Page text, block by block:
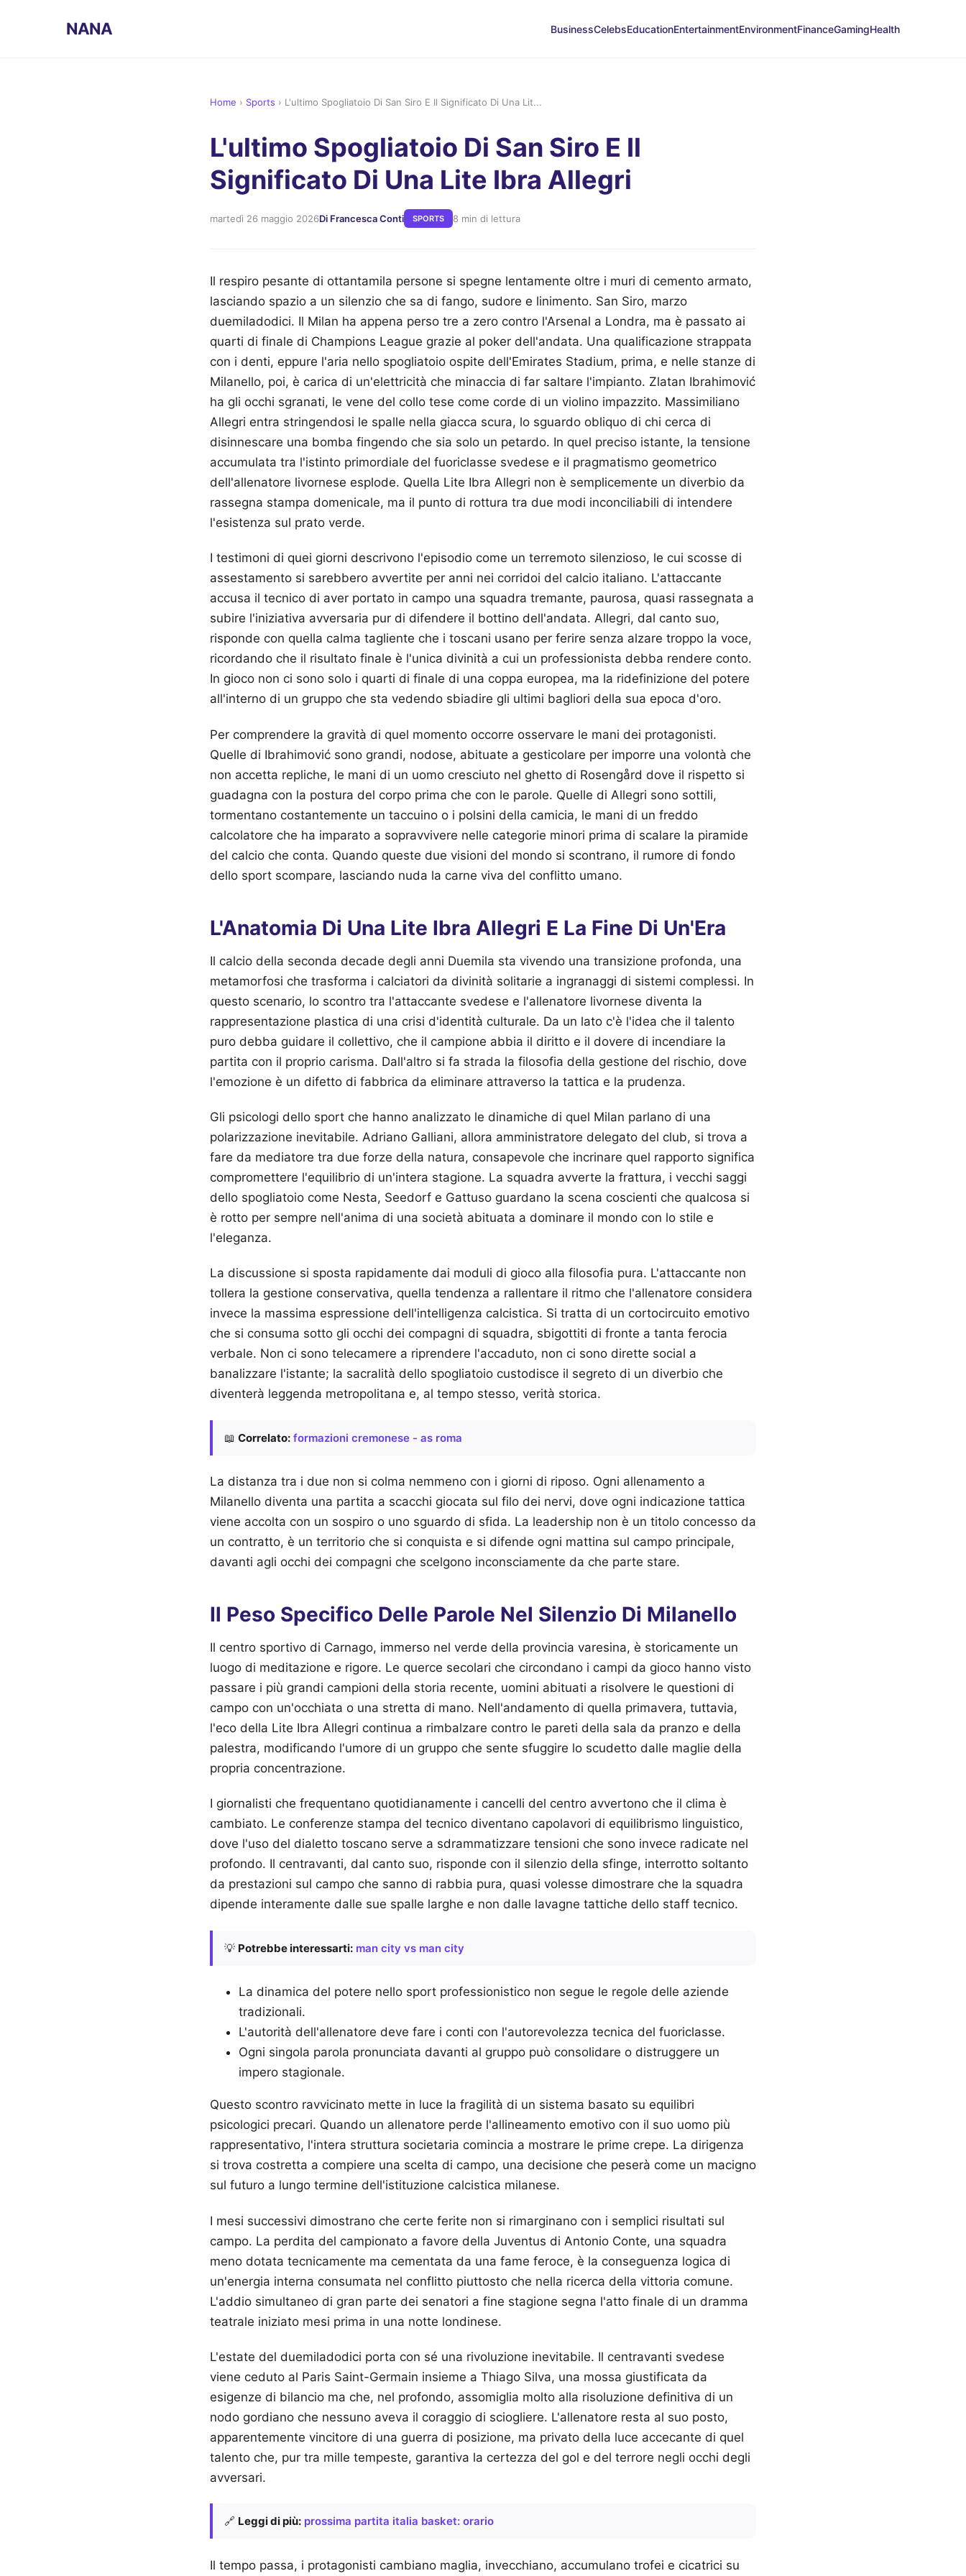
NANA BusinessCelebsEducationEntertainmentEnvironmentFinanceGamingHealth
Home › Sports › L'ultimo Spogliatoio Di San Siro E Il Significato Di Una Lit...
L'ultimo Spogliatoio Di San Siro E Il
Significato Di Una Lite Ibra Allegri
martedì 26 maggio 2026Di Francesca Conti SPORTS 8 min di lettura
Il respiro pesante di ottantamila persone si spegne lentamente oltre i muri di cemento armato,
lasciando spazio a un silenzio che sa di fango, sudore e linimento. San Siro, marzo
duemiladodici. Il Milan ha appena perso tre a zero contro l'Arsenal a Londra, ma è passato ai
quarti di finale di Champions League grazie al poker dell'andata. Una qualificazione strappata
con i denti, eppure l'aria nello spogliatoio ospite dell'Emirates Stadium, prima, e nelle stanze di
Milanello, poi, è carica di un'elettricità che minaccia di far saltare l'impianto. Zlatan Ibrahimović
ha gli occhi sgranati, le vene del collo tese come corde di un violino impazzito. Massimiliano
Allegri entra stringendosi le spalle nella giacca scura, lo sguardo obliquo di chi cerca di
disinnescare una bomba fingendo che sia solo un petardo. In quel preciso istante, la tensione
accumulata tra l'istinto primordiale del fuoriclasse svedese e il pragmatismo geometrico
dell'allenatore livornese esplode. Quella Lite Ibra Allegri non è semplicemente un diverbio da
rassegna stampa domenicale, ma il punto di rottura tra due modi inconciliabili di intendere
l'esistenza sul prato verde.
I testimoni di quei giorni descrivono l'episodio come un terremoto silenzioso, le cui scosse di
assestamento si sarebbero avvertite per anni nei corridoi del calcio italiano. L'attaccante
accusa il tecnico di aver portato in campo una squadra tremante, paurosa, quasi rassegnata a
subire l'iniziativa avversaria pur di difendere il bottino dell'andata. Allegri, dal canto suo,
risponde con quella calma tagliente che i toscani usano per ferire senza alzare troppo la voce,
ricordando che il risultato finale è l'unica divinità a cui un professionista debba rendere conto.
In gioco non ci sono solo i quarti di finale di una coppa europea, ma la ridefinizione del potere
all'interno di un gruppo che sta vedendo sbiadire gli ultimi bagliori della sua epoca d'oro.
Per comprendere la gravità di quel momento occorre osservare le mani dei protagonisti.
Quelle di Ibrahimović sono grandi, nodose, abituate a gesticolare per imporre una volontà che
non accetta repliche, le mani di un uomo cresciuto nel ghetto di Rosengård dove il rispetto si
guadagna con la postura del corpo prima che con le parole. Quelle di Allegri sono sottili,
tormentano costantemente un taccuino o i polsini della camicia, le mani di un freddo
calcolatore che ha imparato a sopravvivere nelle categorie minori prima di scalare la piramide
del calcio che conta. Quando queste due visioni del mondo si scontrano, il rumore di fondo
dello sport scompare, lasciando nuda la carne viva del conflitto umano.
L'Anatomia Di Una Lite Ibra Allegri E La Fine Di Un'Era
Il calcio della seconda decade degli anni Duemila sta vivendo una transizione profonda, una
metamorfosi che trasforma i calciatori da divinità solitarie a ingranaggi di sistemi complessi. In
questo scenario, lo scontro tra l'attaccante svedese e l'allenatore livornese diventa la
rappresentazione plastica di una crisi d'identità culturale. Da un lato c'è l'idea che il talento
puro debba guidare il collettivo, che il campione abbia il diritto e il dovere di incendiare la
partita con il proprio carisma. Dall'altro si fa strada la filosofia della gestione del rischio, dove
l'emozione è un difetto di fabbrica da eliminare attraverso la tattica e la prudenza.
Gli psicologi dello sport che hanno analizzato le dinamiche di quel Milan parlano di una
polarizzazione inevitabile. Adriano Galliani, allora amministratore delegato del club, si trova a
fare da mediatore tra due forze della natura, consapevole che incrinare quel rapporto significa
compromettere l'equilibrio di un'intera stagione. La squadra avverte la frattura, i vecchi saggi
dello spogliatoio come Nesta, Seedorf e Gattuso guardano la scena coscienti che qualcosa si
è rotto per sempre nell'anima di una società abituata a dominare il mondo con lo stile e
l'eleganza.
La discussione si sposta rapidamente dai moduli di gioco alla filosofia pura. L'attaccante non
tollera la gestione conservativa, quella tendenza a rallentare il ritmo che l'allenatore considera
invece la massima espressione dell'intelligenza calcistica. Si tratta di un cortocircuito emotivo
che si consuma sotto gli occhi dei compagni di squadra, sbigottiti di fronte a tanta ferocia
verbale. Non ci sono telecamere a riprendere l'accaduto, non ci sono dirette social a
banalizzare l'istante; la sacralità dello spogliatoio custodisce il segreto di un diverbio che
diventerà leggenda metropolitana e, al tempo stesso, verità storica.
📖 Correlato: formazioni cremonese - as roma
La distanza tra i due non si colma nemmeno con i giorni di riposo. Ogni allenamento a
Milanello diventa una partita a scacchi giocata sul filo dei nervi, dove ogni indicazione tattica
viene accolta con un sospiro o uno sguardo di sfida. La leadership non è un titolo concesso da
un contratto, è un territorio che si conquista e si difende ogni mattina sul campo principale,
davanti agli occhi dei compagni che scelgono inconsciamente da che parte stare.
Il Peso Specifico Delle Parole Nel Silenzio Di Milanello
Il centro sportivo di Carnago, immerso nel verde della provincia varesina, è storicamente un
luogo di meditazione e rigore. Le querce secolari che circondano i campi da gioco hanno visto
passare i più grandi campioni della storia recente, uomini abituati a risolvere le questioni di
campo con un'occhiata o una stretta di mano. Nell'andamento di quella primavera, tuttavia,
l'eco della Lite Ibra Allegri continua a rimbalzare contro le pareti della sala da pranzo e della
palestra, modificando l'umore di un gruppo che sente sfuggire lo scudetto dalle maglie della
propria concentrazione.
I giornalisti che frequentano quotidianamente i cancelli del centro avvertono che il clima è
cambiato. Le conferenze stampa del tecnico diventano capolavori di equilibrismo linguistico,
dove l'uso del dialetto toscano serve a sdrammatizzare tensioni che sono invece radicate nel
profondo. Il centravanti, dal canto suo, risponde con il silenzio della sfinge, interrotto soltanto
da prestazioni sul campo che sanno di rabbia pura, quasi volesse dimostrare che la squadra
dipende interamente dalle sue spalle larghe e non dalle lavagne tattiche dello staff tecnico.
💡 Potrebbe interessarti: man city vs man city
La dinamica del potere nello sport professionistico non segue le regole delle aziende
tradizionali.
L'autorità dell'allenatore deve fare i conti con l'autorevolezza tecnica del fuoriclasse.
Ogni singola parola pronunciata davanti al gruppo può consolidare o distruggere un
impero stagionale.
Questo scontro ravvicinato mette in luce la fragilità di un sistema basato su equilibri
psicologici precari. Quando un allenatore perde l'allineamento emotivo con il suo uomo più
rappresentativo, l'intera struttura societaria comincia a mostrare le prime crepe. La dirigenza
si trova costretta a compiere una scelta di campo, una decisione che peserà come un macigno
sul futuro a lungo termine dell'istituzione calcistica milanese.
I mesi successivi dimostrano che certe ferite non si rimarginano con i semplici risultati sul
campo. La perdita del campionato a favore della Juventus di Antonio Conte, una squadra
meno dotata tecnicamente ma cementata da una fame feroce, è la conseguenza logica di
un'energia interna consumata nel conflitto piuttosto che nella ricerca della vittoria comune.
L'addio simultaneo di gran parte dei senatori a fine stagione segna l'atto finale di un dramma
teatrale iniziato mesi prima in una notte londinese.
L'estate del duemiladodici porta con sé una rivoluzione inevitabile. Il centravanti svedese
viene ceduto al Paris Saint-Germain insieme a Thiago Silva, una mossa giustificata da
esigenze di bilancio ma che, nel profondo, assomiglia molto alla risoluzione definitiva di un
nodo gordiano che nessuno aveva il coraggio di sciogliere. L'allenatore resta al suo posto,
apparentemente vincitore di una guerra di posizione, ma privato della luce accecante di quel
talento che, pur tra mille tempeste, garantiva la certezza del gol e del terrore negli occhi degli
avversari.
🔗 Leggi di più: prossima partita italia basket: orario
Il tempo passa, i protagonisti cambiano maglia, invecchiano, accumulano trofei e cicatrici su